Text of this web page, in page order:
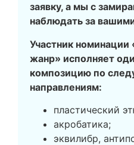
заявку, а мы с
наблюдать за
Участник
жанр» исполняет
композицию по
направлениям:
пластический
акробатика;
эквилибр,